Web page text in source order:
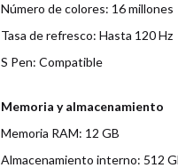
Número de colores: 16 millones
Tasa de refresco: Hasta 120 Hz
S Pen: Compatible
Memoria y almacenamiento
Memoria RAM: 12 GB
Almacenamiento interno: 512